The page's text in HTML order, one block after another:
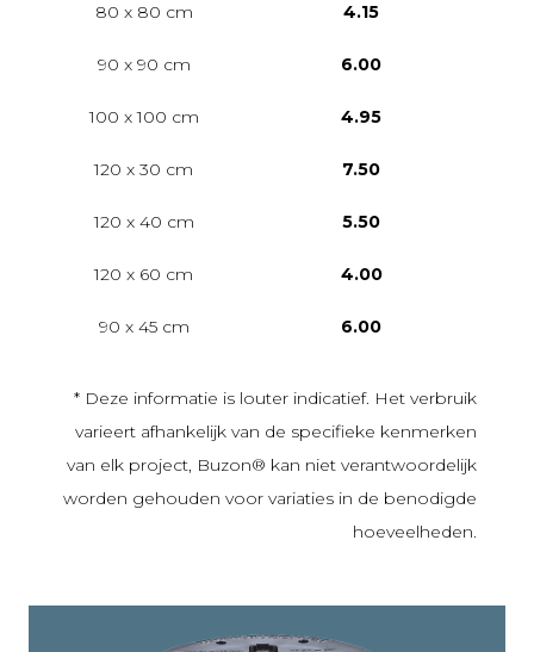
80 x 80 cm 4.15
90 x 90 cm 6.00
100 x 100 cm 4.95
120 x 30 cm 7.50
120 x 40 cm 5.50
120 x 60 cm 4.00
90 x 45 cm 6.00
* Deze informatie is louter indicatief. Het verbruik
varieert afhankelijk van de specifieke kenmerken
van elk project, Buzon® kan niet verantwoordelijk
worden gehouden voor variaties in de benodigde
hoeveelheden.